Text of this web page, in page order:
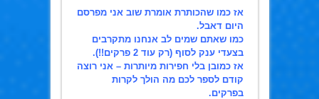
אז כמו שהכותרת אומרת שוב אני מפרסם
היום דאבל.
כמו שאתם שמים לב אנחנו מתקרבים
בצעדי ענק לסוף (רק עוד 2 פרקים!!).
אז כמובן בלי חפירות מיותרות – אני רוצה
קודם לספר לכם מה הולך לקרות
בפרקים.